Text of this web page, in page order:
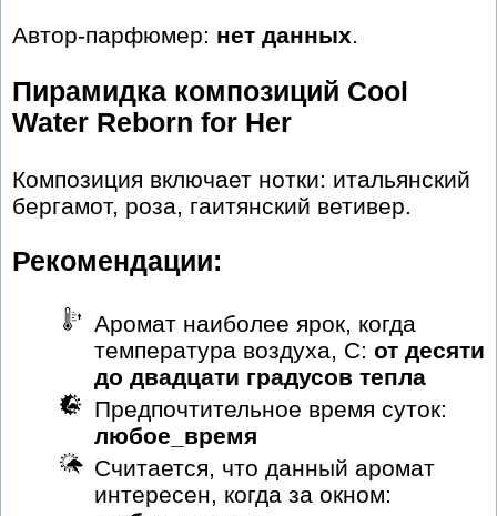
Автор-парфюмер: нет данных.
Пирамидка композиций Cool
Water Reborn for Her
Композиция включает нотки: итальянский
бергамот, роза, гаитянский ветивер.
Рекомендации:
Аромат наиболее ярок, когда
температура воздуха, С: от десяти
до двадцати градусов тепла
Предпочтительное время суток:
любое_время
Считается, что данный аромат
интересен, когда за окном: